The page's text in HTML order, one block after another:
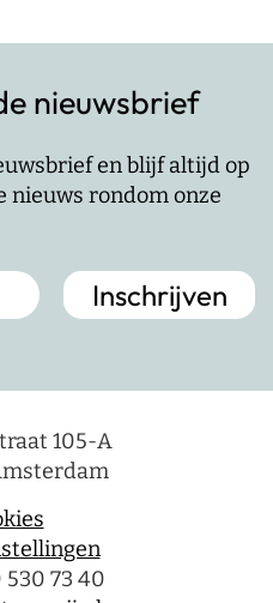
nieuwsbrief
en blijf altijd op
nieuws rondom onze
105-A
530 73 40